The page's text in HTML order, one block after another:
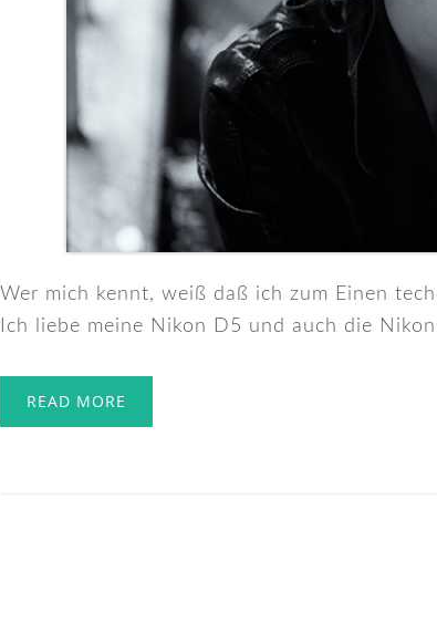
Wer mich kennt, weiß daß ich zum Einen
Ich liebe meine Nikon D5 und auch die Nikon
READ MORE